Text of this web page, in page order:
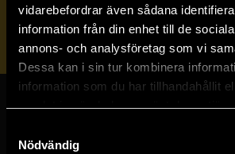
vidarebefordrar även sådana
information från din enhet till de
annons- och analysföretag som vi
Dessa kan i sin tur kombinera
information som du har tillhandahållit
samlat in när du har använt deras
Nödvändig
Butiker & kundtjänst